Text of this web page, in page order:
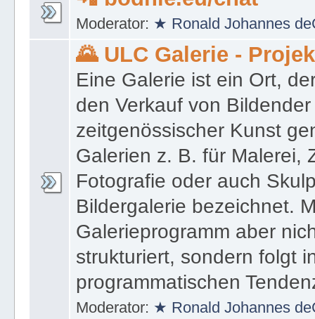
Moderator: ★ Ronald Johannes
🌄 ULC Galerie -
Eine Galerie ist ein Ort,
den Verkauf von
zeitgenössischer Kunst
Galerien z. B. für Malerei,
Fotografie oder auch
Bildergalerie bezeichnet.
Galerieprogramm aber
strukturiert, sondern folgt
programmatischen
Moderator: ★ Ronald Johannes